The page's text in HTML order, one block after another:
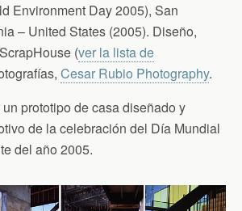
Environment Day 2005), San
– United States (2005). Diseño,
(ver la lista de
Cesar Rubio Photography.
prototipo de casa diseñado y
de la celebración del Día Mundial
del año 2005.